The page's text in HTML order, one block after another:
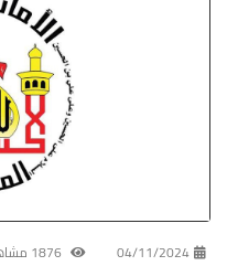
04/11/2024